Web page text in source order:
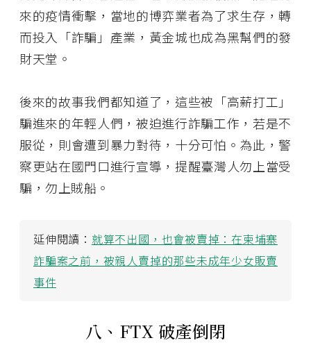
來的疫情衝擊，當地的博弈業者為了求生存，轉
而投入「詐騙」產業，黃金城也成為黑幫們的發
財天堂。
後來的故事我們都知道了，這些被「高薪打工」
騙進來的年輕人們，被迫進行詐騙工作，若是不
服從，則會遭到暴力對待，十分可怕。為此，警
察更站在國門口進行宣導，提醒臺灣人勿上當受
騙，勿上賊船。
延伸閱讀： 就算不出國，也會被賣掉：在柬埔寨
詐騙案之前，被親人賣掉的那些未成年少女販賣
事件
八、FTX 破產倒閉